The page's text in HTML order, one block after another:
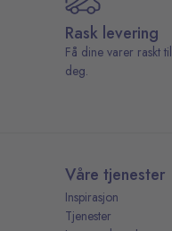
Rask levering
Få dine varer raskt til
deg.
Våre tjenester
Inspirasjon
Tjenester